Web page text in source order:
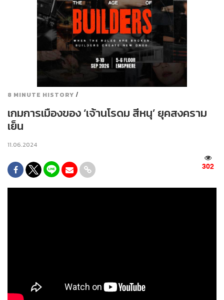
8 MINUTE HISTORY /
เกมการเมืองของ ‘เจ้านโรดม สีหนุ’ ยุคสงคราม
เย็น
11.06.2024
302